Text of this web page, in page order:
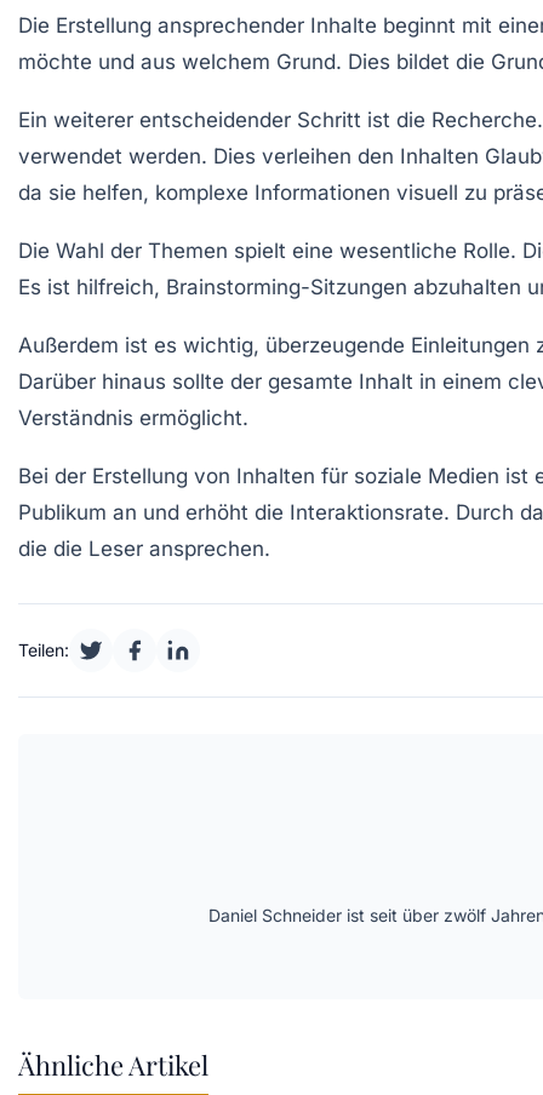
Die Erstellung ansprechender Inhalte beginnt mit
möchte und aus welchem Grund. Dies bildet die
Ein weiterer entscheidender Schritt ist die Recherche
verwendet werden. Dies verleihen den Inhalten
da sie helfen, komplexe Informationen visuell zu
Die Wahl der Themen spielt eine wesentliche Rolle.
Es ist hilfreich, Brainstorming-Sitzungen abzuhalten
Außerdem ist es wichtig, überzeugende Einleitungen
Darüber hinaus sollte der gesamte Inhalt in einem
Verständnis ermöglicht.
Bei der Erstellung von Inhalten für soziale Medien ist
Publikum an und erhöht die Interaktionsrate. Durch
die die Leser ansprechen.
Teilen:
Daniel Schneider ist seit über zwölf
Ähnliche Artikel